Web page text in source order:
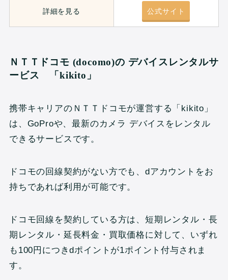
詳細を見る 公式サイト
ＮＴＴドコモ (docomo)の デバイスレンタルサ
ービス 「kikito」
携帯キャリアのＮＴＴドコモが運営する「kikito」
は、GoProや、最新のカメラ デバイスをレンタル
できるサービスです。
ドコモの回線契約がない方でも、dアカウントをお
持ちであれば利用が可能です。
ドコモ回線を契約している方は、短期レンタル・長
期レンタル・延長料金・買取価格に対して、いずれ
も100円につきdポイントが1ポイント付与されま
す。